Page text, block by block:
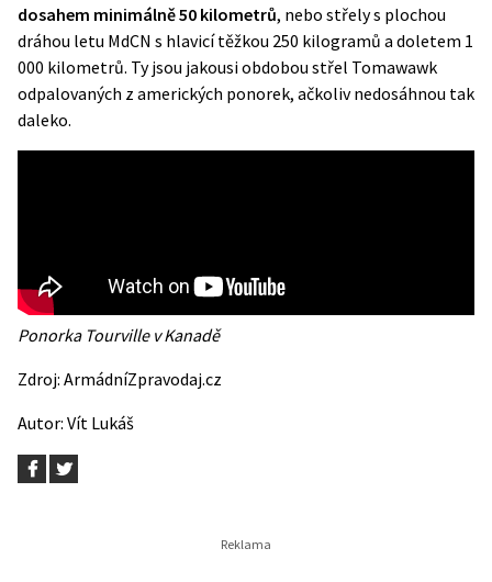
dosahem minimálně 50 kilometrů, nebo střely s plochou
dráhou letu MdCN s hlavicí těžkou 250 kilogramů a doletem 1
000 kilometrů. Ty jsou jakousi obdobou střel Tomawawk
odpalovaných z amerických ponorek, ačkoliv nedosáhnou tak
daleko.
Ponorka Tourville v Kanadě
Zdroj: ArmádníZpravodaj.cz
Autor: Vít Lukáš